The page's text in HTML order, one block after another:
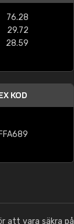
76.28
29.72
28.59
KOD
att vara säkra på
delivery"